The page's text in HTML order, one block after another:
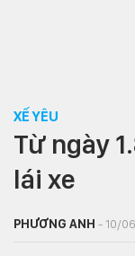
XẾ YÊU
Từ ngày
lái xe
PHƯƠNG ANH - 10/